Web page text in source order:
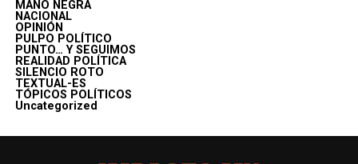
MANO NEGRA
NACIONAL
OPINIÓN
PULPO POLÍTICO
PUNTO… Y SEGUIMOS
REALIDAD POLÍTICA
SILENCIO ROTO
TEXTUAL-ES
TÓPICOS POLÍTICOS
Uncategorized